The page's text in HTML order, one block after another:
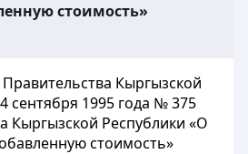
стоимость»
Кыргызской
сентября 1995 года № 375
Кыргызской Республики «О
стоимость»